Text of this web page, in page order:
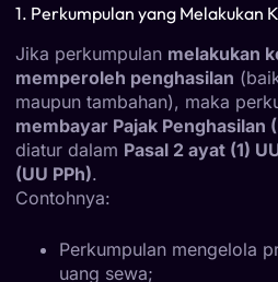
1. Perkumpulan yang Melakukan
Jika perkumpulan melakukan
memperoleh penghasilan
maupun tambahan), maka
membayar Pajak Penghasilan
diatur dalam Pasal 2 ayat (1)
(UU PPh).
Contohnya:
Perkumpulan mengelola
uang sewa;